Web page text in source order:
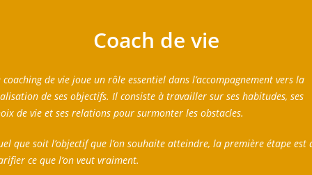
Coach de vie
coaching de vie joue un rôle essentiel dans l’accompagnement vers la
de ses objectifs. Il consiste à travailler sur ses habitudes, ses
de vie et ses relations pour surmonter les obstacles.
que soit l’objectif que l’on souhaite atteindre, la première étape est
ce que l’on veut vraiment.